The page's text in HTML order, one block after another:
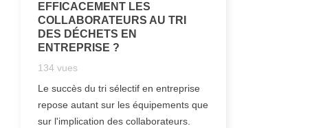
EFFICACEMENT LES
COLLABORATEURS AU TRI
DES DÉCHETS EN
ENTREPRISE ?
134 vues
Le succès du tri sélectif en entreprise
repose autant sur les équipements que
sur l'implication des collaborateurs.